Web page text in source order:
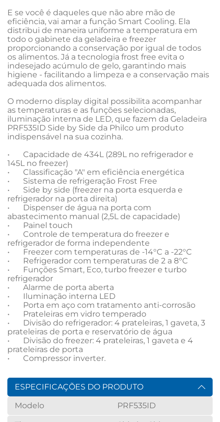
E se você é daqueles que não abre mão de
eficiência, vai amar a função Smart Cooling. Ela
distribui de maneira uniforme a temperatura em
todo o gabinete da geladeira e freezer
proporcionando a conservação por igual de todos
os alimentos. Já a tecnologia frost free evita o
indesejado acúmulo de gelo, garantindo mais
higiene - facilitando a limpeza e a conservação mais
adequada dos alimentos.
O moderno display digital possibilita acompanhar
as temperaturas e as funções selecionadas,
iluminação interna de LED, que fazem da Geladeira
PRF535ID Side by Side da Philco um produto
indispensável na sua cozinha.
•	Capacidade de 434L (289L no refrigerador e
145L no freezer)
•	Classificação "A" em eficiência energética
•	Sistema de refrigeração Frost Free
•	Side by side (freezer na porta esquerda e
refrigerador na porta direita)
•	Dispenser de água na porta com
abastecimento manual (2,5L de capacidade)
•	Painel touch
•	Controle de temperatura do freezer e
refrigerador de forma independente
•	Freezer com temperaturas de -14°C a -22°C
•	Refrigerador com temperaturas de 2 a 8°C
•	Funções Smart, Eco, turbo freezer e turbo
refrigerador
•	Alarme de porta aberta
•	Iluminação interna LED
•	Porta em aço com tratamento anti-corrosão
•	Prateleiras em vidro temperado
•	Divisão do refrigerador: 4 prateleiras, 1 gaveta, 3
prateleiras de porta e reservatório de água
•	Divisão do freezer: 4 prateleiras, 1 gaveta e 4
prateleiras de porta
•	Compressor inverter.
ESPECIFICAÇÕES DO PRODUTO
Modelo
PRF535ID